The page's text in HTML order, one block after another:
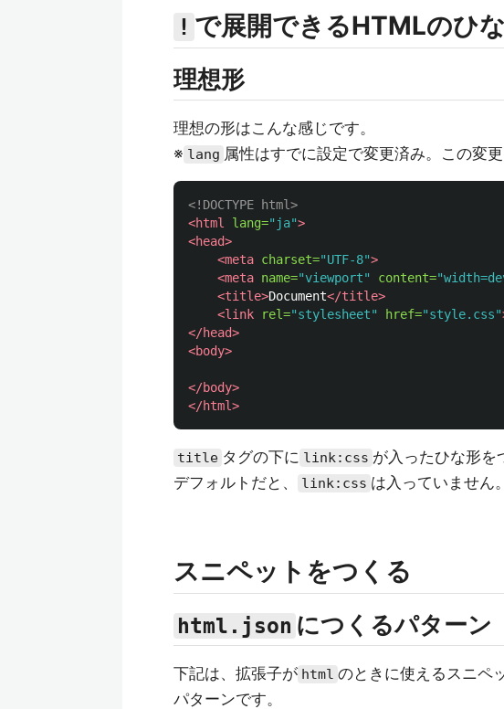
! で展開できるHTMLのひ
理想形
理想の形はこんな感じです。
※ lang 属性はすでに設定で変更済み。この変
<!DOCTYPE html>
<html
lang="ja">
<head>
<meta charset="UTF-8">
<meta name="viewport" content=
<title>Document</title>
<link
rel="stylesheet" href="style.css"
</head>
<body>
</body>
</html>
title タグの下に link:css が入ったひな形を
デフォルトだと、
link:css は入っていません。
スニペットをつくる
html.json につくるパターン
下記は、拡張子が html のときに使えるスニペ
パターンです。